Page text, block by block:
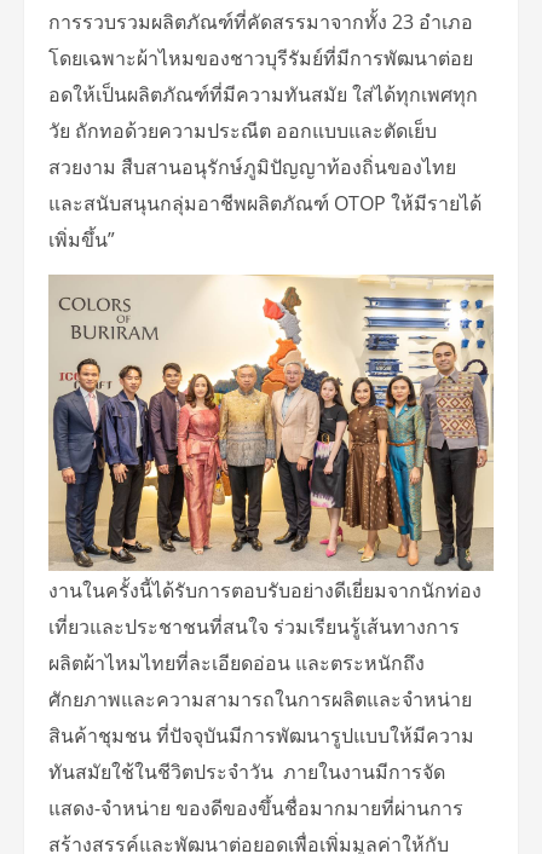
การรวบรวมผลิตภัณฑ์ที่คัดสรรมาจากทั้ง 23 อำเภอ
โดยเฉพาะผ้าไหมของชาวบุรีรัมย์ที่มีการพัฒนาต่อย
อดให้เป็นผลิตภัณฑ์ที่มีความทันสมัย ใส่ได้ทุกเพศทุก
วัย ถักทอด้วยความประณีต ออกแบบและตัดเย็บ
สวยงาม สืบสานอนุรักษ์ภูมิปัญญาท้องถิ่นของไทย
และสนับสนุนกลุ่มอาชีพผลิตภัณฑ์ OTOP ให้มีรายได้
เพิ่มขึ้น”
งานในครั้งนี้ได้รับการตอบรับอย่างดีเยี่ยมจากนักท่อง
เที่ยวและประชาชนที่สนใจ ร่วมเรียนรู้เส้นทางการ
ผลิตผ้าไหมไทยที่ละเอียดอ่อน และตระหนักถึง
ศักยภาพและความสามารถในการผลิตและจำหน่าย
สินค้าชุมชน ที่ปัจจุบันมีการพัฒนารูปแบบให้มีความ
ทันสมัยใช้ในชีวิตประจำวัน ภายในงานมีการจัด
แสดง-จำหน่าย ของดีของขึ้นชื่อมากมายที่ผ่านการ
สร้างสรรค์และพัฒนาต่อยอดเพื่อเพิ่มมูลค่าให้กับ